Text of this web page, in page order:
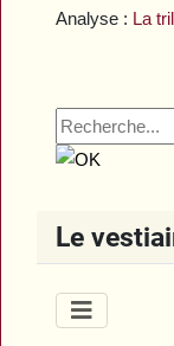
Analyse : La
Le